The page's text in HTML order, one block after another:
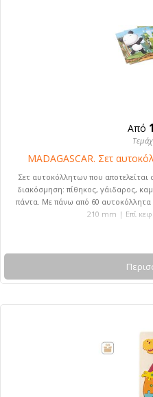
Από
MADAGASCAR. Σετ
Σετ αυτοκόλλητων που αποτελείται
διακόσμηση: πίθηκος, γάιδαρος,
πάντα. Με πάνω από 60 αυτοκόλλητα
210 mm | Επί